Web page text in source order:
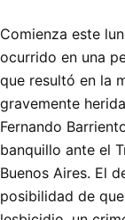
Comienza este
ocurrido en una
que resultó en la
gravemente
Fernando
banquillo ante el
Buenos Aires. El
posibilidad de